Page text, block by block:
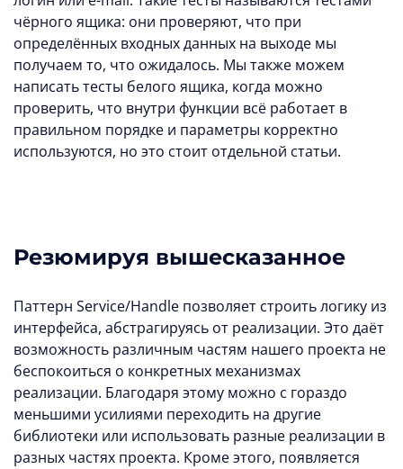
чёрного ящика: они проверяют, что при
определённых входных данных на выходе мы
получаем то, что ожидалось. Мы также можем
написать тесты белого ящика, когда можно
проверить, что внутри функции всё работает в
правильном порядке и параметры корректно
используются, но это стоит отдельной статьи.
Резюмируя вышесказанное
Паттерн Service/Handle позволяет строить логику из
интерфейса, абстрагируясь от реализации. Это даёт
возможность различным частям нашего проекта не
беспокоиться о конкретных механизмах
реализации. Благодаря этому можно с гораздо
меньшими усилиями переходить на другие
библиотеки или использовать разные реализации в
разных частях проекта. Кроме этого, появляется